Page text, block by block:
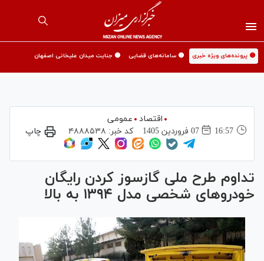
🟡 پرونده‌های ویژه خبری 🟡 سامانه‌های قضایی 🟡 جنایت میدان علیخانی اصفهان
اقتصاد
عمومی
16:57
07 فروردين 1405 کد خبر: ۴۸۸۸۵۳۸ چاپ
تداوم طرح ملی گازسوز کردن رایگان
خودرو‌های شخصی مدل ۱۳۹۴ به بالا